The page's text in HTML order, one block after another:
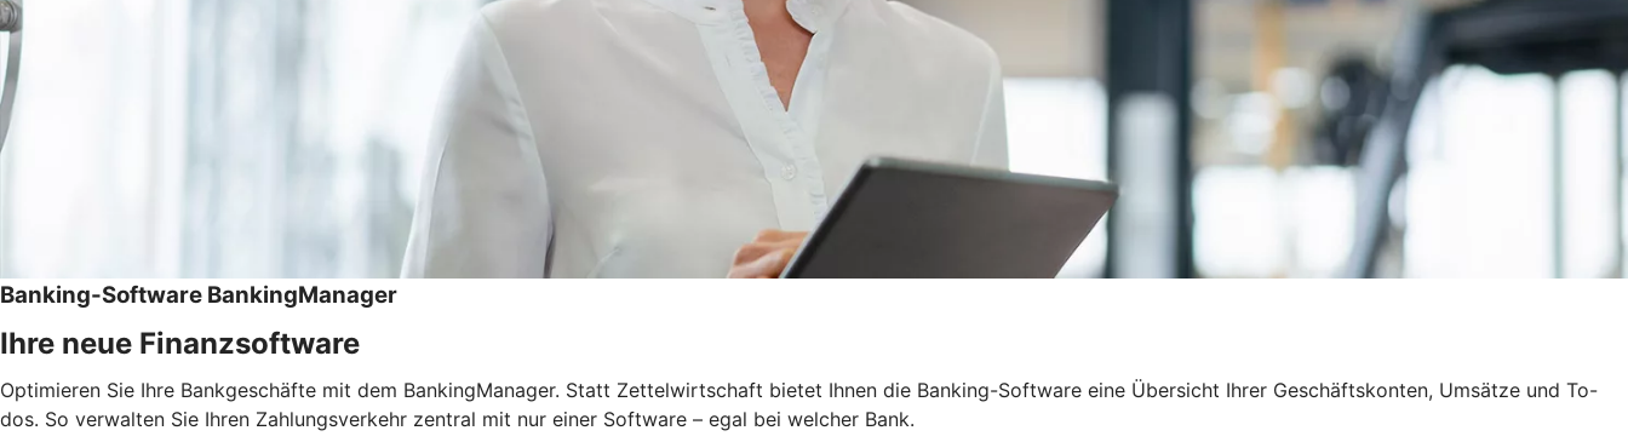
Banking-Software BankingManager
Ihre neue Finanzsoftware
Optimieren Sie Ihre Bankgeschäfte mit dem BankingManager. Statt Zettelwirtschaft bietet Ihnen die Banking-Software eine Übersicht Ihrer Geschäftskonten, Umsätze und To-
dos. So verwalten Sie Ihren Zahlungsverkehr zentral mit nur einer Software – egal bei welcher Bank.